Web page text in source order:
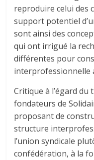
reproduire celui des
support potentiel
sont ainsi des
qui ont irrigué la
différentes pour
interprofessionnelle
Critique à l’égard
fondateurs de
proposant de
structure
l’union syndicale
confédération, à la